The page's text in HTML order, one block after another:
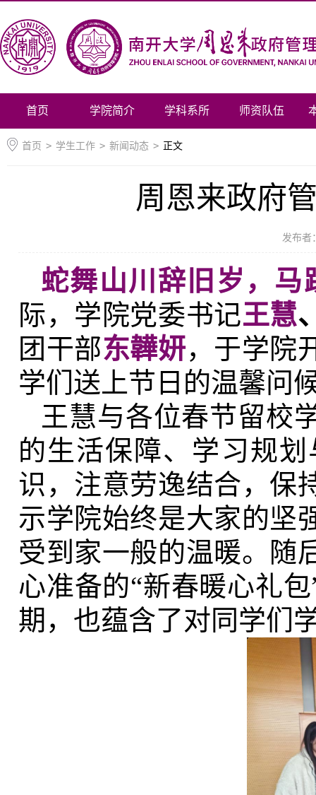
首页 学院简介 学科系所 师资队伍
首页 > 学生工作 > 新闻动态 > 正文
周恩来政府
发布者
蛇舞山川辞旧岁，马
际，学院党委书记王慧
团干部东韡妍，于学院
学们送上节日的温馨问
王慧与各位春节留校
的生活保障、学习规
识，注意劳逸结合，保
示学院始终是大家的坚
受到家一般的温暖。随
心准备的“新春暖心礼
期，也蕴含了对同学们